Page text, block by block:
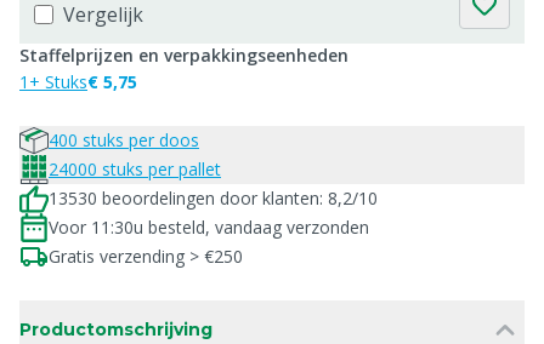
Vergelijk
Staffelprijzen en verpakkingseenheden
1+ Stuks€ 5,75
400 stuks per doos
24000 stuks per pallet
13530 beoordelingen door klanten: 8,2/10
Voor 11:30u besteld, vandaag verzonden
Gratis verzending > €250
Productomschrijving